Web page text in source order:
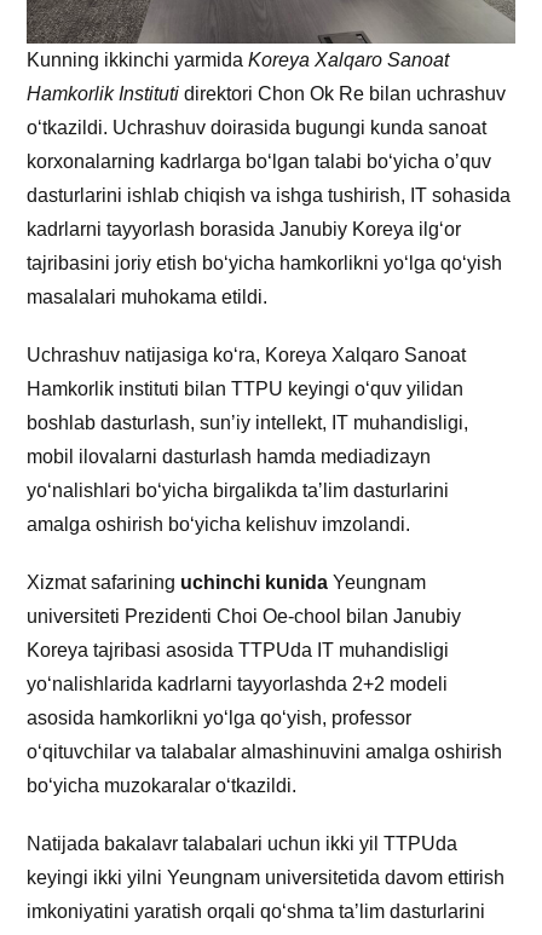
Kunning ikkinchi yarmidaKoreya Xalqaro Sanoat
Hamkorlik Institutidirektori Chon Ok Re bilan uchrashuv
o‘tkazildi. Uchrashuv doirasida bugungi kunda sanoat
korxonalarning kadrlarga boʻlgan talabi boʻyicha oʼquv
dasturlarini ishlab chiqish va ishga tushirish, IT sohasida
kadrlarni tayyorlash borasida Janubiy Koreya ilg‘or
tajribasini joriy etish boʻyicha hamkorlikni yoʻlga qo‘yish
masalalari muhokama etildi.
Uchrashuv natijasiga ko‘ra, Koreya Xalqaro Sanoat
Hamkorlik instituti bilan TTPU keyingi oʻquv yilidan
boshlab dasturlash, sunʼiy intellekt, IT muhandisligi,
mobil ilovalarni dasturlash hamda mediadizayn
yoʻnalishlari boʻyicha birgalikda taʼlim dasturlarini
amalga oshirish boʻyicha kelishuv imzolandi.
Xizmat safarining uchinchi kunida Yeungnam
universiteti Prezidenti Choi Oe-chool bilan Janubiy
Koreya tajribasi asosida TTPUda IT muhandisligi
yoʻnalishlarida kadrlarni tayyorlashda 2+2 modeli
asosida hamkorlikni yo‘lga qo‘yish, professor
o‘qituvchilar va talabalar almashinuvini amalga oshirish
bo‘yicha muzokaralar o‘tkazildi.
Natijada bakalavr talabalari uchun ikki yil TTPUda
keyingi ikki yilni Yeungnam universitetida davom ettirish
imkoniyatini yaratish orqali qoʻshma taʼlim dasturlarini